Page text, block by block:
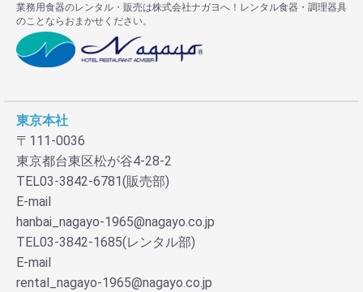
業務用食器のレンタル・販売は株式会社ナガヨへ！レンタル食器・調理器具
のことならおまかせください。
東京本社
〒111-0036
東京都台東区松が谷4-28-2
TEL03-3842-6781(販売部)
E-mail
hanbai_nagayo-1965@nagayo.co.jp
TEL03-3842-1685(レンタル部)
E-mail
rental_nagayo-1965@nagayo.co.jp